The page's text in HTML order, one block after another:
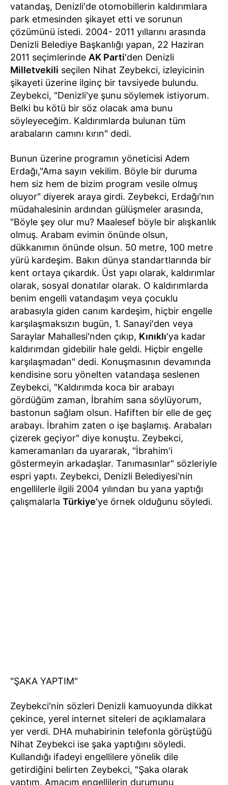
vatandaş, Denizli'de otomobillerin kaldırımlara
park etmesinden şikayet etti ve sorunun
çözümünü istedi. 2004- 2011 yıllarını arasında
Denizli Belediye Başkanlığı yapan, 22 Haziran
2011 seçimlerinde AK Parti'den Denizli
Milletvekili seçilen Nihat Zeybekci, izleyicinin
şikayeti üzerine ilginç bir tavsiyede bulundu.
Zeybekci, "Denizli'ye şunu söylemek istiyorum.
Belki bu kötü bir söz olacak ama bunu
söyleyeceğim. Kaldırımlarda bulunan tüm
arabaların camını kırın" dedi.
Bunun üzerine programın yöneticisi Adem
Erdağı,"Ama sayın vekilim. Böyle bir duruma
hem siz hem de bizim program vesile olmuş
oluyor" diyerek araya girdi. Zeybekci, Erdağı'nın
müdahalesinin ardından gülüşmeler arasında,
"Böyle şey olur mu? Maalesef böyle bir alışkanlık
olmuş. Arabam evimin önünde olsun,
dükkanımın önünde olsun. 50 metre, 100 metre
yürü kardeşim. Bakın dünya standartlarında bir
kent ortaya çıkardık. Üst yapı olarak, kaldırımlar
olarak, sosyal donatılar olarak. O kaldırımlarda
benim engelli vatandaşım veya çocuklu
arabasıyla giden canım kardeşim, hiçbir engelle
karşılaşmaksızın bugün, 1. Sanayi'den veya
Saraylar Mahallesi'nden çıkıp, Kınıklı'ya kadar
kaldırımdan gidebilir hale geldi. Hiçbir engelle
karşılaşmadan" dedi. Konuşmasının devamında
kendisine soru yönelten vatandaşa seslenen
Zeybekci, "Kaldırımda koca bir arabayı
gördüğüm zaman, İbrahim sana söylüyorum,
bastonun sağlam olsun. Hafiften bir elle de geç
arabayı. İbrahim zaten o işe başlamış. Arabaları
çizerek geçiyor" diye konuştu. Zeybekci,
kameramanları da uyararak, "İbrahim'i
göstermeyin arkadaşlar. Tanımasınlar" sözleriyle
espri yaptı. Zeybekci, Denizli Belediyesi'nin
engellilerle ilgili 2004 yılından bu yana yaptığı
çalışmalarla Türkiye'ye örnek olduğunu söyledi.
"ŞAKA YAPTIM"
Zeybekci'nin sözleri Denizli kamuoyunda dikkat
çekince, yerel internet siteleri de açıklamalara
yer verdi. DHA muhabirinin telefonla görüştüğü
Nihat Zeybekci ise şaka yaptığını söyledi.
Kullandığı ifadeyi engellilere yönelik dile
getirdiğini belirten Zeybekci, "Şaka olarak
yaptım. Amacım engellilerin durumunu